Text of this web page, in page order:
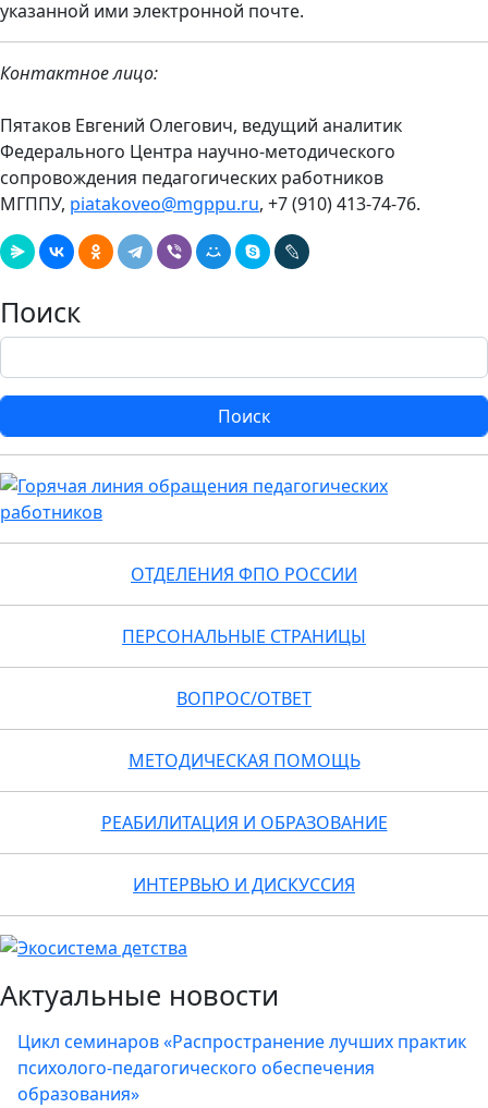
указанной ими электронной почте.
Контактное лицо:
Пятаков Евгений Олегович, ведущий аналитик
Федерального Центра научно-методического
сопровождения педагогических работников
МГППУ, piatakoveo@mgppu.ru, +7 (910) 413-74-76.
Поиск
Поиск
ОТДЕЛЕНИЯ ФПО РОССИИ
ПЕРСОНАЛЬНЫЕ СТРАНИЦЫ
ВОПРОС/ОТВЕТ
МЕТОДИЧЕСКАЯ ПОМОЩЬ
РЕАБИЛИТАЦИЯ И ОБРАЗОВАНИЕ
ИНТЕРВЬЮ И ДИСКУССИЯ
Актуальные новости
Цикл семинаров «Распространение лучших практик
психолого-педагогического обеспечения
образования»